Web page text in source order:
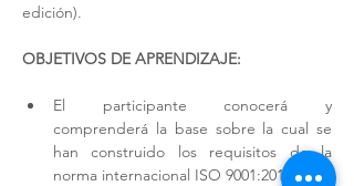
edición).
OBJETIVOS DE APRENDIZAJE:
El participante conocerá y
comprenderá la base sobre la cual se
han construido los requisitos de la
norma internacional ISO 9001:2015.